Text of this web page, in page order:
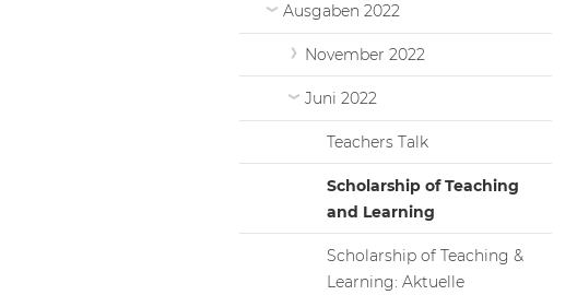
Ausgaben 2022
November 2022
Juni 2022
Teachers Talk
Scholarship of Teaching
and Learning
Scholarship of Teaching &
Learning: Aktuelle